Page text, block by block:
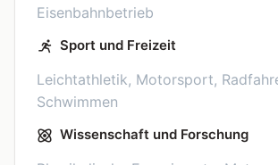
Eisenbahnbetrieb
Sport und Freizeit
Leichtathletik, Motorsport,
Schwimmen
Wissenschaft und Forschung